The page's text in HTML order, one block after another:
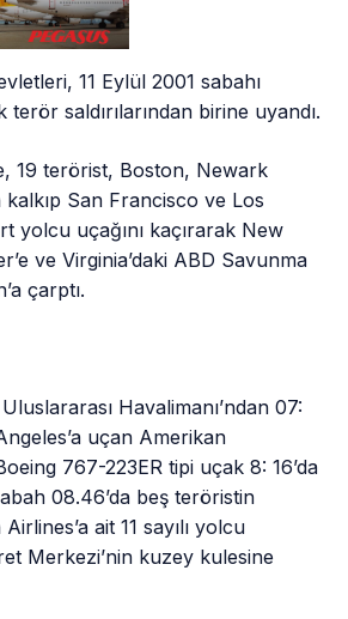
11 Eylül 2001 sabahı
saldırılarından birine uyandı.
19 terörist, Boston, Newark
kalkıp San Francisco ve Los
yolcu uçağını kaçırarak New
ve Virginia’daki ABD Savunma
çarptı.
Havalimanı’ndan 07:
uçan Amerikan
767-223ER tipi uçak 8: 16’da
08.46’da beş teröristin
ait 11 sayılı yolcu
Merkezi’nin kuzey kulesine